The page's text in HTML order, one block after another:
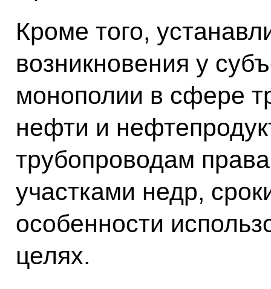
Кроме того,
возникновения у
монополии в сфере
нефти и
трубопроводам
участками недр,
особенности
целях.